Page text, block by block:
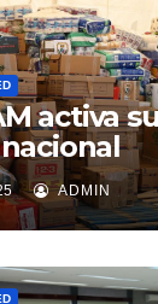
activa
ADMIN